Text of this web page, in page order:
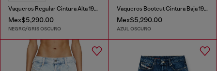
Vaqueros Regular Cintura Alta 1981 D-Went
Mex$5,290.00
NEGRO/GRIS OSCURO
Vaqueros Bootcut Cintura Baja 1969 D-Ebbey
Mex$5,290.00
AZUL OSCURO